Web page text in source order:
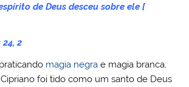
de Deus desceu sobre ele [
2
magia negra e magia branca,
foi tido como um santo de Deus